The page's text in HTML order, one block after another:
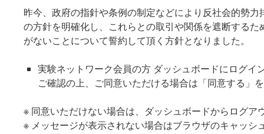
昨今、政府の指針や条例の制定などにより反社会的勢
の方針を明確化し、これらとの取引や関係を遮断する
がないことについて誓約して頂く方針となりました。
実験ネットワーク会員の方 ダッシュボードにログ
ご確認の上、ご同意いただける場合は「同意する」
※ 同意いただけない場合は、ダッシュボードからログア
※ メッセージが表示されない場合はブラウザのキャッシ